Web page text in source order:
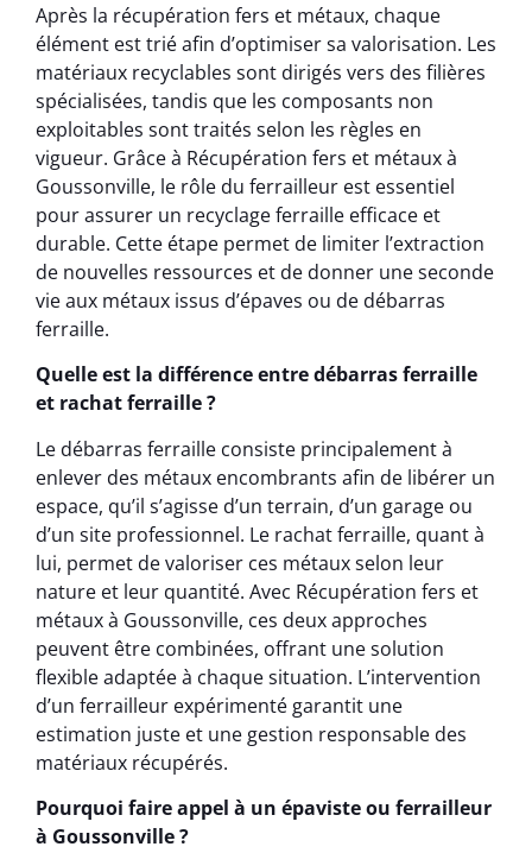
Après la récupération fers et métaux, chaque
élément est trié afin d’optimiser sa valorisation. Les
matériaux recyclables sont dirigés vers des filières
spécialisées, tandis que les composants non
exploitables sont traités selon les règles en
vigueur. Grâce à Récupération fers et métaux à
Goussonville, le rôle du ferrailleur est essentiel
pour assurer un recyclage ferraille efficace et
durable. Cette étape permet de limiter l’extraction
de nouvelles ressources et de donner une seconde
vie aux métaux issus d’épaves ou de débarras
ferraille.
Quelle est la différence entre débarras ferraille
et rachat ferraille ?
Le débarras ferraille consiste principalement à
enlever des métaux encombrants afin de libérer un
espace, qu’il s’agisse d’un terrain, d’un garage ou
d’un site professionnel. Le rachat ferraille, quant à
lui, permet de valoriser ces métaux selon leur
nature et leur quantité. Avec Récupération fers et
métaux à Goussonville, ces deux approches
peuvent être combinées, offrant une solution
flexible adaptée à chaque situation. L’intervention
d’un ferrailleur expérimenté garantit une
estimation juste et une gestion responsable des
matériaux récupérés.
Pourquoi faire appel à un épaviste ou ferrailleur
à Goussonville ?